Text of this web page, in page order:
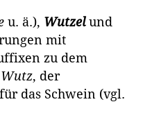
u. ä.), Wutzelund
mit
zu dem
Wutz, der
das Schwein (vgl.